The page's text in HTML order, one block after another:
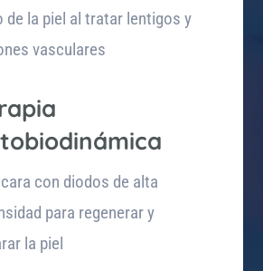
de la piel al tratar lentigos y
vasculares
con diodos de alta
para regenerar y
la piel